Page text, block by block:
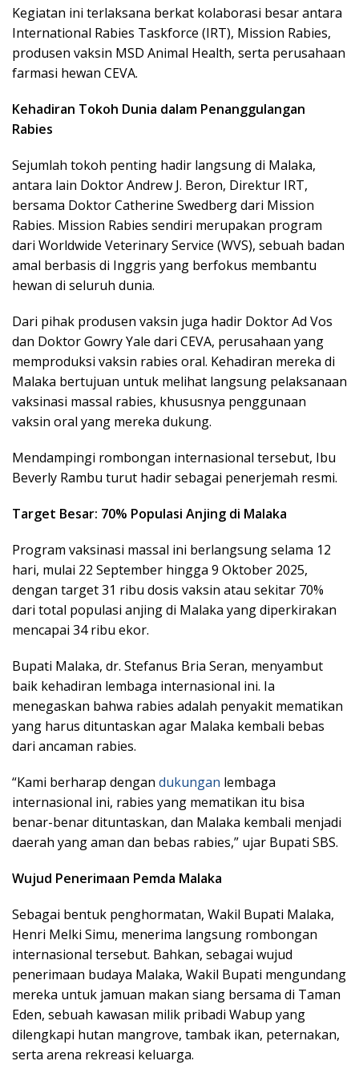
Kegiatan ini terlaksana berkat kolaborasi besar antara
International Rabies Taskforce (IRT), Mission Rabies,
produsen vaksin MSD Animal Health, serta perusahaan
farmasi hewan CEVA.
Kehadiran Tokoh Dunia dalam Penanggulangan
Rabies
Sejumlah tokoh penting hadir langsung di Malaka,
antara lain Doktor Andrew J. Beron, Direktur IRT,
bersama Doktor Catherine Swedberg dari Mission
Rabies. Mission Rabies sendiri merupakan program
dari Worldwide Veterinary Service (WVS), sebuah badan
amal berbasis di Inggris yang berfokus membantu
hewan di seluruh dunia.
Dari pihak produsen vaksin juga hadir Doktor Ad Vos
dan Doktor Gowry Yale dari CEVA, perusahaan yang
memproduksi vaksin rabies oral. Kehadiran mereka di
Malaka bertujuan untuk melihat langsung pelaksanaan
vaksinasi massal rabies, khususnya penggunaan
vaksin oral yang mereka dukung.
Mendampingi rombongan internasional tersebut, Ibu
Beverly Rambu turut hadir sebagai penerjemah resmi.
Target Besar: 70% Populasi Anjing di Malaka
Program vaksinasi massal ini berlangsung selama 12
hari, mulai 22 September hingga 9 Oktober 2025,
dengan target 31 ribu dosis vaksin atau sekitar 70%
dari total populasi anjing di Malaka yang diperkirakan
mencapai 34 ribu ekor.
Bupati Malaka, dr. Stefanus Bria Seran, menyambut
baik kehadiran lembaga internasional ini. Ia
menegaskan bahwa rabies adalah penyakit mematikan
yang harus dituntaskan agar Malaka kembali bebas
dari ancaman rabies.
“Kami berharap dengan dukungan lembaga
internasional ini, rabies yang mematikan itu bisa
benar-benar dituntaskan, dan Malaka kembali menjadi
daerah yang aman dan bebas rabies,” ujar Bupati SBS.
Wujud Penerimaan Pemda Malaka
Sebagai bentuk penghormatan, Wakil Bupati Malaka,
Henri Melki Simu, menerima langsung rombongan
internasional tersebut. Bahkan, sebagai wujud
penerimaan budaya Malaka, Wakil Bupati mengundang
mereka untuk jamuan makan siang bersama di Taman
Eden, sebuah kawasan milik pribadi Wabup yang
dilengkapi hutan mangrove, tambak ikan, peternakan,
serta arena rekreasi keluarga.